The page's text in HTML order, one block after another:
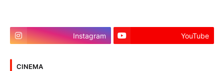
Instagram YouTube
CINEMA